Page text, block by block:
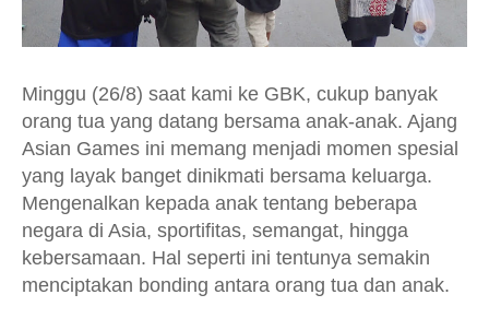
Minggu (26/8) saat kami ke GBK, cukup banyak
orang tua yang datang bersama anak-anak. Ajang
Asian Games ini memang menjadi momen spesial
yang layak banget dinikmati bersama keluarga.
Mengenalkan kepada anak tentang beberapa
negara di Asia, sportifitas, semangat, hingga
kebersamaan. Hal seperti ini tentunya semakin
menciptakan bonding antara orang tua dan anak.